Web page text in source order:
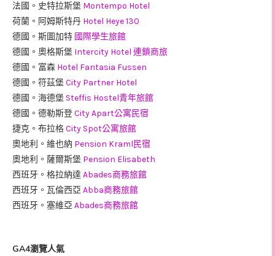
法國。史特拉斯堡 Montempo Hotel
荷蘭。阿姆斯特丹 Hotel Heye 130
德國。斯圖加特 國際學生旅館
德國。奧格斯堡 Intercity Hotel 連鎖商旅
德國。富森 Hotel Fantasia Fussen
德國。符茲堡 City Partner Hotel
德國。海德堡 Steffis Hostel青年旅館
德國。德勒斯登City Apart公寓民宿
捷克。布拉格City Spot公寓旅館
奧地利。維也納 Pension Kraml民宿
奧地利。薩爾斯堡 Pension Elisabeth
西班牙。格拉納達 Abades商務旅館
西班牙。瓦倫西亞 Abba商務旅館
西班牙。塞維亞 Abades商務旅館
GA4瀏覽人氣